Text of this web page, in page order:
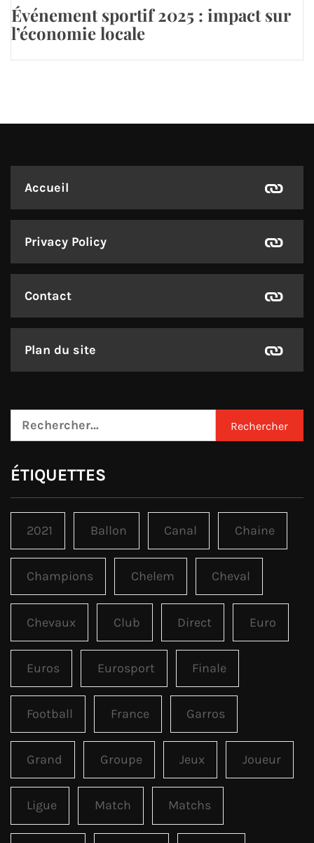
Événement sportif 2025 : impact sur
l’économie locale
Accueil
Privacy Policy
Contact
Plan du site
Rechercher :
ÉTIQUETTES
2021 Ballon Canal Chaine
Champions Chelem Cheval
Chevaux Club Direct Euro
Euros Eurosport Finale
Football France Garros
Grand Groupe Jeux Joueur
Ligue Match Matchs